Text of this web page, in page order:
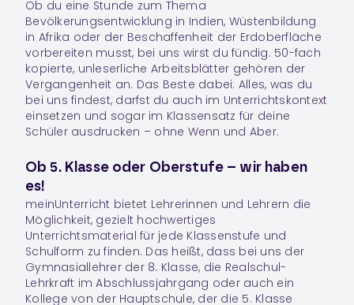
Ob du eine Stunde zum Thema
Bevölkerungsentwicklung in Indien, Wüstenbildung
in Afrika oder der Beschaffenheit der Erdoberfläche
vorbereiten musst, bei uns wirst du fündig. 50-fach
kopierte, unleserliche Arbeitsblätter gehören der
Vergangenheit an. Das Beste dabei: Alles, was du
bei uns findest, darfst du auch im Unterrichtskontext
einsetzen und sogar im Klassensatz für deine
Schüler ausdrucken – ohne Wenn und Aber.
Ob 5. Klasse oder Oberstufe – wir haben
es!
meinUnterricht bietet Lehrerinnen und Lehrern die
Möglichkeit, gezielt hochwertiges
Unterrichtsmaterial für jede Klassenstufe und
Schulform zu finden. Das heißt, dass bei uns der
Gymnasiallehrer der 8. Klasse, die Realschul-
Lehrkraft im Abschlussjahrgang oder auch ein
Kollege von der Hauptschule, der die 5. Klasse